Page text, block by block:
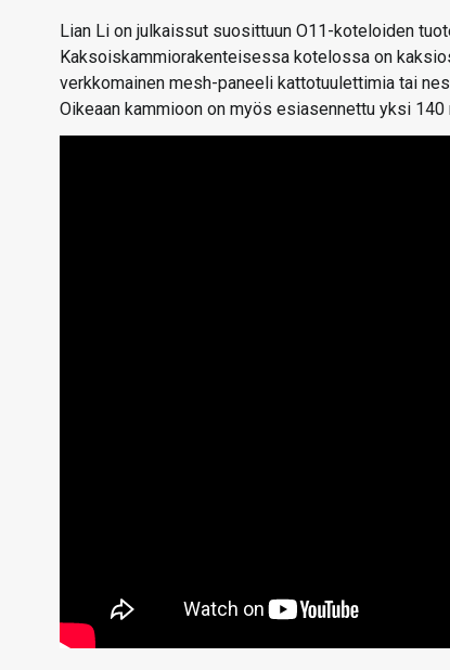
Lian Li on julkaissut suosittuun O11-koteloiden
Kaksoiskammiorakenteisessa kotelossa on
verkkomainen mesh-paneeli kattotuulettimia tai
Oikeaan kammioon on myös esiasennettu yksi 140